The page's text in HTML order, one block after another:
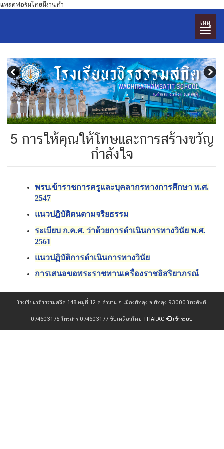
แพลตฟอร์มไทยมีงานทำ
เมนู
5 การให้คุณให้โทษและการสร้างขวัญ
กำลังใจ
พรบ.ข้าราชการครูและบุคลากรทางการศึกษา พ.ศ.
2547
แนวปฎิบัติตนตามจริยธรรม
ระเบียบ ก.ค.ศ. ว่าด้วยการดำเนินการทางวินัย พ.ศ.
2561
แนวปฏิบัติการดำเนินการทางวินัย
การเสนอขอพระราชทานเครื่องราชอิสริยาภรณ์
โรงเรียนวชิรธรรมสถิต 148 หมู่ที่ 12 ต.ตำนาน อ.เมืองพัทลุง จ.พัทลุง 93000 โทรศัพท์
074603175 โทรสาร 074603177 ขับเคลื่อนโดย THAI.AC เข้าระบบ